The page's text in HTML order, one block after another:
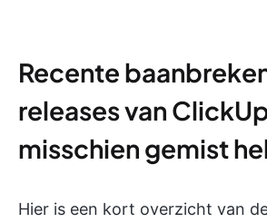
Recente
releases van
misschien gemist
Hier is een kort overzicht van